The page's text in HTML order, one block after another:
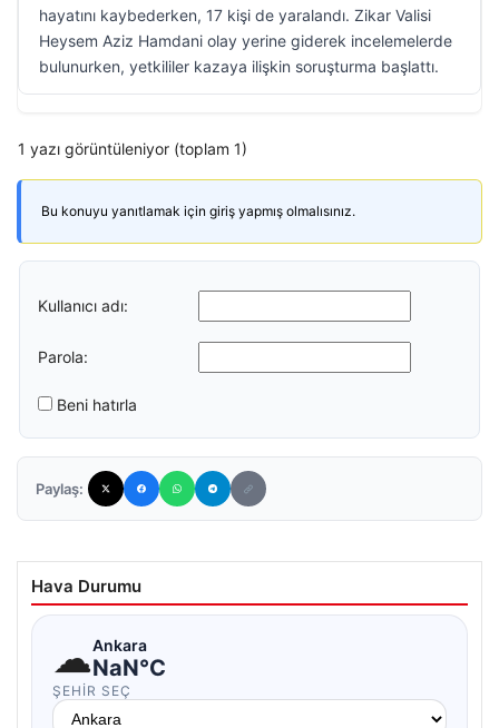
hayatını kaybederken, 17 kişi de yaralandı. Zikar Valisi
Heysem Aziz Hamdani olay yerine giderek incelemelerde
bulunurken, yetkililer kazaya ilişkin soruşturma başlattı.
1 yazı görüntüleniyor (toplam 1)
Bu konuyu yanıtlamak için giriş yapmış olmalısınız.
Kullanıcı adı:
Parola:
Beni hatırla
Paylaş:
Hava Durumu
☁Ankara
NaN°C
ŞEHIR SEÇ